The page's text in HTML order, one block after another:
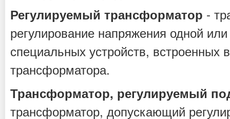
Регулируемый трансформатор -
регулирование напряжения одной
специальных устройств, встроенных
трансформатора.
Трансформатор, регулируемый
трансформатор, допускающий